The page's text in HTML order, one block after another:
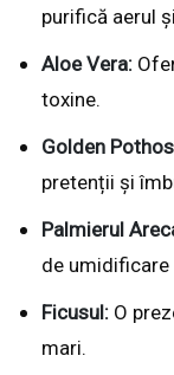
purifică aerul
Aloe Vera:
toxine.
Golden
pretenții și
Palmierul
de umidificare
Ficusul: O
mari.